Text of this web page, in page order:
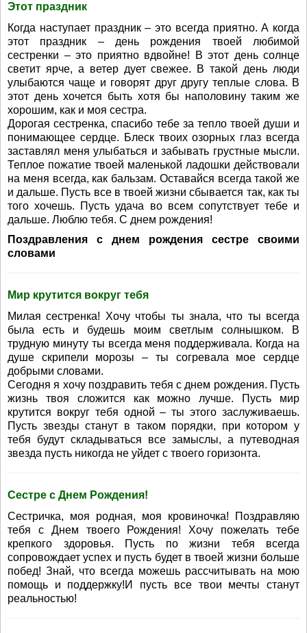
Этот праздник
Когда наступает праздник – это всегда приятно. А когда
этот праздник – день рождения твоей любимой
сестренки – это приятно вдвойне! В этот день солнце
светит ярче, а ветер дует свежее. В такой день люди
улыбаются чаще и говорят друг другу теплые слова. В
этот день хочется быть хотя бы наполовину таким же
хорошим, как и моя сестра.
Дорогая сестренка, спасибо тебе за тепло твоей души и
понимающее сердце. Блеск твоих озорных глаз всегда
заставлял меня улыбаться и забывать грустные мысли.
Теплое пожатие твоей маленькой ладошки действовали
на меня всегда, как бальзам. Оставайся всегда такой же
и дальше. Пусть все в твоей жизни сбывается так, как ты
того хочешь. Пусть удача во всем сопутствует тебе и
дальше. Люблю тебя. С днем рождения!
Поздравления с днем рождения сестре своими
словами
Мир крутится вокруг тебя
Милая сестренка! Хочу чтобы ты знала, что ты всегда
была есть и будешь моим светлым солнышком. В
трудную минуту ты всегда меня поддерживала. Когда на
душе скрипели морозы – ты согревала мое сердце
добрыми словами.
Сегодня я хочу поздравить тебя с днем рождения. Пусть
жизнь твоя сложится как можно лучше. Пусть мир
крутится вокруг тебя одной – ты этого заслуживаешь.
Пусть звезды станут в таком порядки, при котором у
тебя будут складываться все замыслы, а путеводная
звезда пусть никогда не уйдет с твоего горизонта.
Сестре с Днем Рождения!
Сестричка, моя родная, моя кровиночка! Поздравляю
тебя с Днем твоего Рождения! Хочу пожелать тебе
крепкого здоровья. Пусть по жизни тебя всегда
сопровождает успех и пусть будет в твоей жизни больше
побед! Знай, что всегда можешь рассчитывать на мою
помощь и поддержку!И пусть все твои мечты станут
реальностью!